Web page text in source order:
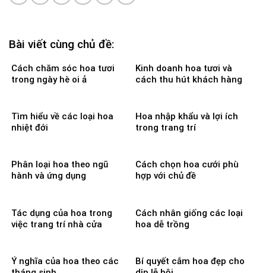
Bài viết cùng chủ đề:
Cách chăm sóc hoa tươi
trong ngày hè oi ả
Kinh doanh hoa tươi và
cách thu hút khách hàng
Tìm hiểu về các loại hoa
nhiệt đới
Hoa nhập khẩu và lợi ích
trong trang trí
Phân loại hoa theo ngũ
hành và ứng dụng
Cách chọn hoa cưới phù
hợp với chủ đề
Tác dụng của hoa trong
việc trang trí nhà cửa
Cách nhân giống các loại
hoa dễ trồng
Ý nghĩa của hoa theo các
Bí quyết cắm hoa đẹp cho